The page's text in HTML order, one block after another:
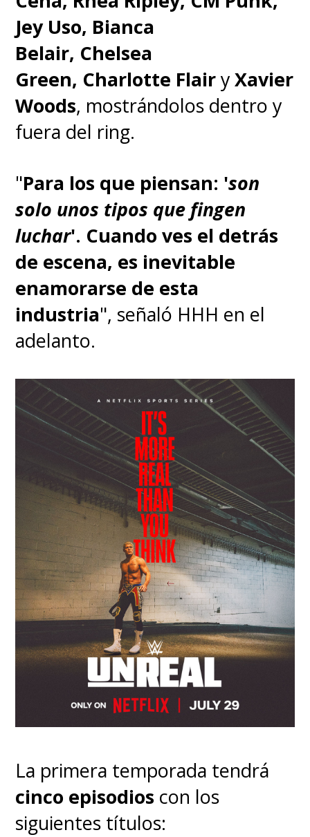
Jey Uso, Bianca
Belair, Chelsea
Green, Charlotte FlairyXavier
Woods, mostrándolos dentro y
fuera del ring.
"Para los que piensan: 'son
solo unos tipos que fingen
luchar'. Cuando ves el detrás
de escena, es inevitable
enamorarse de esta
industria", señaló HHH en el
adelanto.
La primera temporada tendrá
cinco episodios con los
siguientes títulos: